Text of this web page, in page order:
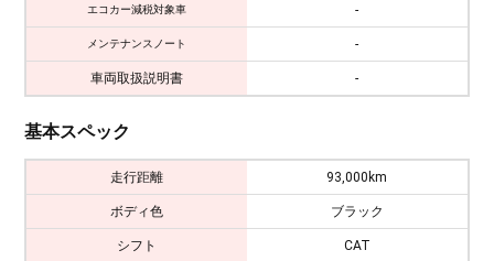
エコカー減税対象車 -
メンテナンスノート -
車両取扱説明書 -
基本スペック
走行距離 93,000km
ボディ色 ブラック
シフト CAT